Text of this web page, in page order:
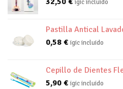
igic incluido
Pastilla Antical
0,58 € igic incluido
Cepillo de Dientes
5,90 € igic incluido